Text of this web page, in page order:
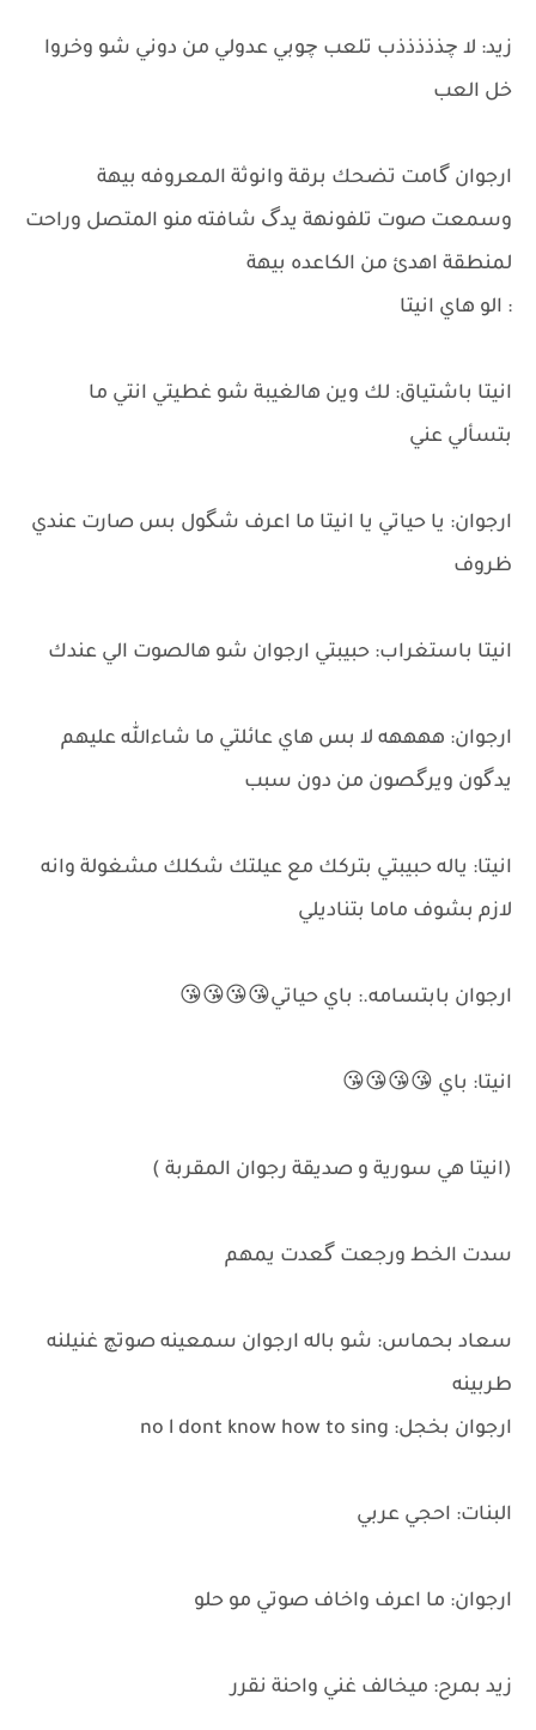
زيد: لا چذذذذذب تلعب چوبي عدولي من دوني شو وخروا
خل العب
ارجوان گامت تضحك برقة وانوثة المعروفه بيهة
وسمعت صوت تلفونهة يدگ شافته منو المتصل وراحت
لمنطقة اهدئ من الكاعده بيهة
: الو هاي انيتا
انيتا باشتياق: لك وين هالغيبة شو غطيتي انتي ما
بتسألي عني
ارجوان: يا حياتي يا انيتا ما اعرف شگول بس صارت عندي
ظروف
انيتا باستغراب: حبيبتي ارجوان شو هالصوت الي عندك
ارجوان: ههههه لا بس هاي عائلتي ما شاءالله عليهم
يدگون ويرگصون من دون سبب
انيتا: ياله حبيبتي بتركك مع عيلتك شكلك مشغولة وانه
لازم بشوف ماما بتناديلي
ارجوان بابتسامه.: باي حياتي😘😘😘😘
انيتا: باي 😘😘😘😘
(انيتا هي سورية و صديقة رجوان المقربة )
سدت الخط ورجعت گعدت يمهم
سعاد بحماس: شو باله ارجوان سمعينه صوتچ غنيلنه
طربينه
ارجوان بخجل: no l dont know how to sing
البنات: احجي عربي
ارجوان: ما اعرف واخاف صوتي مو حلو
زيد بمرح: ميخالف غني واحنة نقرر